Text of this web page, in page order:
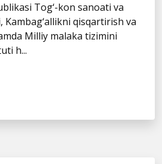
Tog‘-kon sanoati va
qisqartirish va
Milliy malaka tizimini
h...